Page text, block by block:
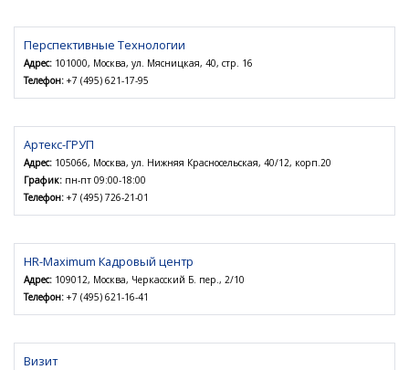
Перспективные Технологии
Адрес: 101000, Москва, ул. Мясницкая, 40, стр. 16
Телефон: +7 (495) 621-17-95
Артекс-ГРУП
Адрес: 105066, Москва, ул. Нижняя Красносельская, 40/12, корп.20
График: пн-пт 09:00-18:00
Телефон: +7 (495) 726-21-01
HR-Maximum Кадровый центр
Адрес: 109012, Москва, Черкасский Б. пер., 2/10
Телефон: +7 (495) 621-16-41
Визит